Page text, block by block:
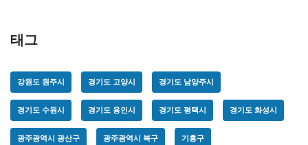
태그
강원도 원주시 경기도 고양시 경기도 남양주시
경기도 수원시 경기도 용인시 경기도 평택시 경기도 화성시
광주광역시 광산구 광주광역시 북구 기흥구